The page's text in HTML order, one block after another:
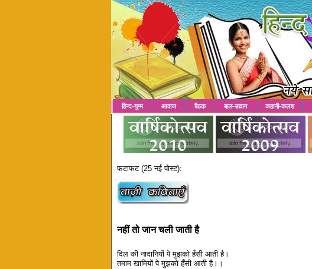
हिन्द-युग्म आवाज बैठक बाल-उद्यान कहानी-कलश
फटाफट (25 नई पोस्ट):
नहीं तो जान चली जाती है
दिल की नादानियों पे मुझको हँसी आती है।
तमाम खामियों पे मुझको हँसी आती है।।